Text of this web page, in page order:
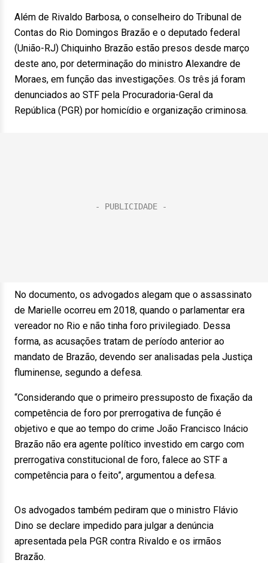
Além de Rivaldo Barbosa, o conselheiro do Tribunal de
Contas do Rio Domingos Brazão e o deputado federal
(União-RJ) Chiquinho Brazão estão presos desde março
deste ano, por determinação do ministro Alexandre de
Moraes, em função das investigações. Os três já foram
denunciados ao STF pela Procuradoria-Geral da
República (PGR) por homicídio e organização criminosa.
No documento, os advogados alegam que o assassinato
de Marielle ocorreu em 2018, quando o parlamentar era
vereador no Rio e não tinha foro privilegiado. Dessa
forma, as acusações tratam de período anterior ao
mandato de Brazão, devendo ser analisadas pela Justiça
fluminense, segundo a defesa.
“Considerando que o primeiro pressuposto de fixação da
competência de foro por prerrogativa de função é
objetivo e que ao tempo do crime João Francisco Inácio
Brazão não era agente político investido em cargo com
prerrogativa constitucional de foro, falece ao STF a
competência para o feito”, argumentou a defesa.
Os advogados também pediram que o ministro Flávio
Dino se declare impedido para julgar a denúncia
apresentada pela PGR contra Rivaldo e os irmãos
Brazão.